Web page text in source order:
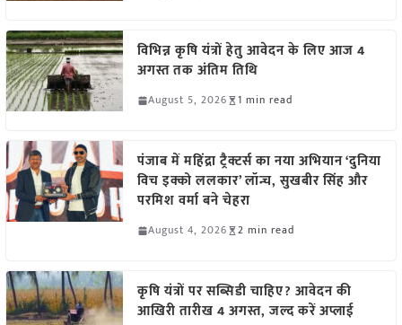
विभिन्न कृषि यंत्रों हेतु आवेदन के लिए आज 4
अगस्त तक अंतिम तिथि
August 5, 2026 1 min read
पंजाब में महिंद्रा ट्रैक्टर्स का नया अभियान ‘दुनिया
विच इक्को ललकार’ लॉन्च, सुखबीर सिंह और
परमिश वर्मा बने चेहरा
August 4, 2026 2 min read
कृषि यंत्रों पर सब्सिडी चाहिए? आवेदन की
आखिरी तारीख 4 अगस्त, जल्द करें अप्लाई